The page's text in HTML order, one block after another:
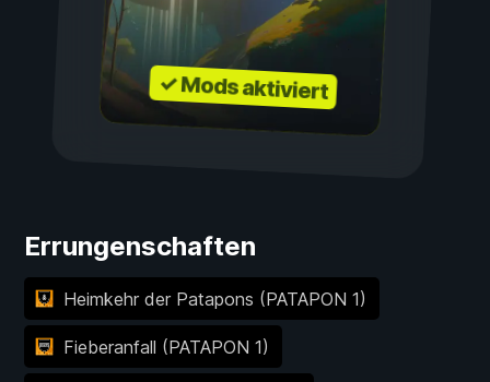
✓ Mods aktiviert
Errungenschaften
Heimkehr der Patapons (PATAPON 1)
Fieberanfall (PATAPON 1)